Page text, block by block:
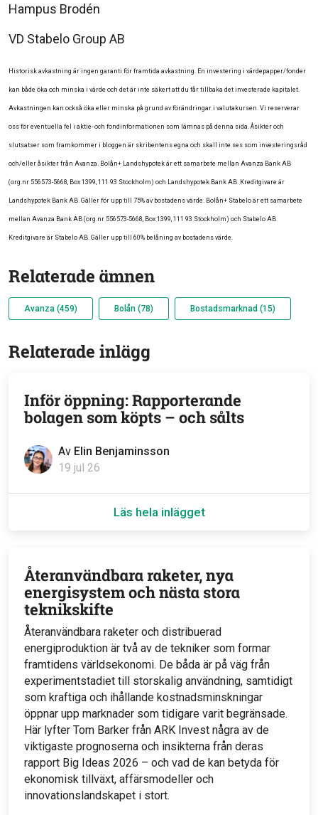
Hampus Brodén
VD Stabelo Group AB
Historisk avkastning är ingen garanti för framtida avkastning. En investering i värdepapper/fonder
kan både öka och minska i värde och det är inte säkert att du får tillbaka det investerade kapitalet.
Avkastningen kan också öka eller minska på grund av förändringar i valutakursen. Vi reserverar
oss för eventuella fel i aktie- och fondinformationen som lämnas på denna sida. Åsikter och
slutsatser som framkommer i bloggen är skribentens egna och skall inte ses som investeringsråd
och/eller åsikter från Avanza. Bolån+ Landshypotek är ett samarbete mellan Avanza Bank AB
(org.nr 556573-5668, Box 1399, 111 93 Stockholm) och Landshypotek Bank AB. Kreditgivare är
Landshypotek Bank AB. Gäller för upp till 75% av bostadens värde. Bolån+ Stabelo är ett samarbete
mellan Avanza Bank AB (org.nr 556573-5668, Box 1399, 111 93 Stockholm) och Stabelo AB.
Kreditgivare är Stabelo AB. Gäller upp till 60% belåning av bostadens värde.
Relaterade ämnen
Avanza (459) Bolån (78) Bostadsmarknad (15)
Relaterade inlägg
Av Elin Benjaminsson
19 jul 26
Inför öppning: Rapporterande
bolagen som köpts – och sålts
Läs hela inlägget
Återanvändbara raketer, nya
energisystem och nästa stora
teknikskifte
Återanvändbara raketer och distribuerad
energiproduktion är två av de tekniker som formar
framtidens världsekonomi. De båda är på väg från
experimentstadiet till storskalig användning, samtidigt
som kraftiga och ihållande kostnadsminskningar
öppnar upp marknader som tidigare varit begränsade.
Här lyfter Tom Barker från ARK Invest några av de
viktigaste prognoserna och insikterna från deras
rapport Big Ideas 2026 – och vad de kan betyda för
ekonomisk tillväxt, affärsmodeller och
innovationslandskapet i stort.